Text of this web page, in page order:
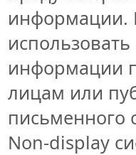
информации.
информации
лицам или
письменного
Non-display